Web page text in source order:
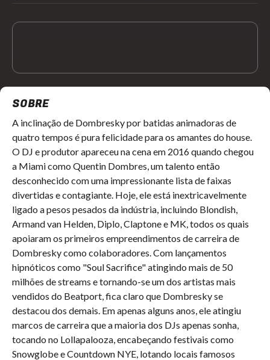
SOBRE
A inclinação de Dombresky por batidas animadoras de
quatro tempos é pura felicidade para os amantes do house.
O DJ e produtor apareceu na cena em 2016 quando chegou
a Miami como Quentin Dombres, um talento então
desconhecido com uma impressionante lista de faixas
divertidas e contagiante. Hoje, ele está inextricavelmente
ligado a pesos pesados da indústria, incluindo Blondish,
Armand van Helden, Diplo, Claptone e MK, todos os quais
apoiaram os primeiros empreendimentos de carreira de
Dombresky como colaboradores. Com lançamentos
hipnóticos como "Soul Sacrifice" atingindo mais de 50
milhões de streams e tornando-se um dos artistas mais
vendidos do Beatport, fica claro que Dombresky se
destacou dos demais. Em apenas alguns anos, ele atingiu
marcos de carreira que a maioria dos DJs apenas sonha,
tocando no Lollapalooza, encabeçando festivais como
Snowglobe e Countdown NYE, lotando locais famosos